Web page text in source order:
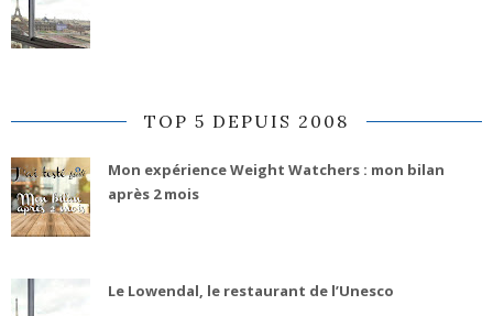
TOP 5 DEPUIS 2008
Mon expérience Weight Watchers : mon bilan
après 2 mois
Le Lowendal, le restaurant de l’Unesco